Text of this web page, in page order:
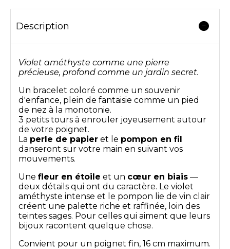
Description
Violet améthyste comme une pierre
précieuse, profond comme un jardin secret.
Un bracelet coloré comme un souvenir
d'enfance, plein de fantaisie comme un pied
de nez à la monotonie.
3 petits tours à enrouler joyeusement autour
de votre poignet.
La perle de papier et le pompon en fil
danseront sur votre main en suivant vos
mouvements.
Une fleur en étoile et un cœur en biais —
deux détails qui ont du caractère. Le violet
améthyste intense et le pompon lie de vin clair
créent une palette riche et raffinée, loin des
teintes sages. Pour celles qui aiment que leurs
bijoux racontent quelque chose.
Convient pour un poignet fin, 16 cm maximum.